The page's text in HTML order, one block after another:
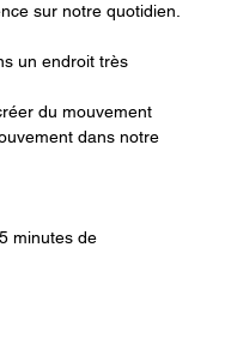
sur notre quotidien.
un endroit très
du mouvement
dans notre
minutes de